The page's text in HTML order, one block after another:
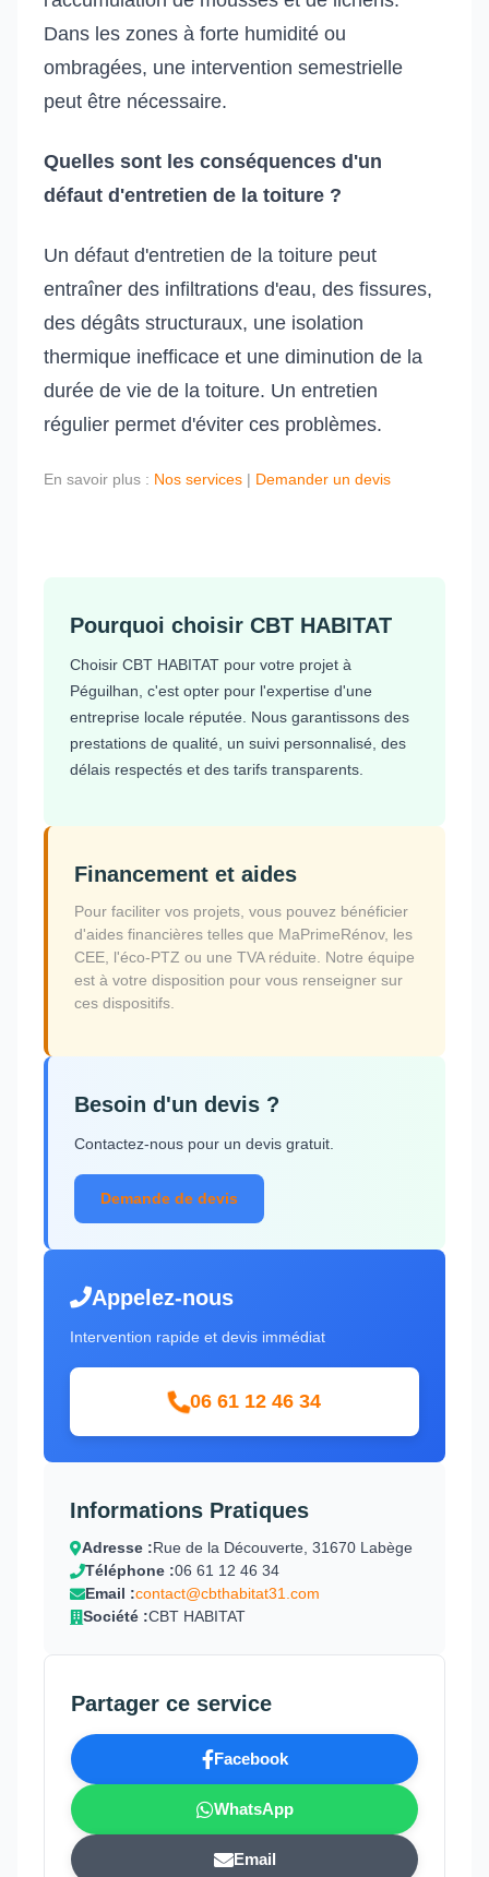
Dans les zones à forte humidité ou
ombragées, une intervention semestrielle
peut être nécessaire.
Quelles sont les conséquences d'un
défaut d'entretien de la toiture ?
Un défaut d'entretien de la toiture peut
entraîner des infiltrations d'eau, des fissures,
des dégâts structuraux, une isolation
thermique inefficace et une diminution de la
durée de vie de la toiture. Un entretien
régulier permet d'éviter ces problèmes.
En savoir plus : Nos services | Demander un devis
Pourquoi choisir CBT HABITAT
Choisir CBT HABITAT pour votre projet à
Péguilhan, c'est opter pour l'expertise d'une
entreprise locale réputée. Nous garantissons des
prestations de qualité, un suivi personnalisé, des
délais respectés et des tarifs transparents.
Financement et aides
Pour faciliter vos projets, vous pouvez bénéficier
d'aides financières telles que MaPrimeRénov, les
CEE, l'éco-PTZ ou une TVA réduite. Notre équipe
est à votre disposition pour vous renseigner sur
ces dispositifs.
Besoin d'un devis ?
Contactez-nous pour un devis gratuit.
Demande de devis
Appelez-nous
Intervention rapide et devis immédiat
06 61 12 46 34
Informations Pratiques
Adresse :Rue de la Découverte, 31670 Labège
Téléphone :06 61 12 46 34
Email :contact@cbthabitat31.com
Société :CBT HABITAT
Partager ce service
Facebook
WhatsApp
Email